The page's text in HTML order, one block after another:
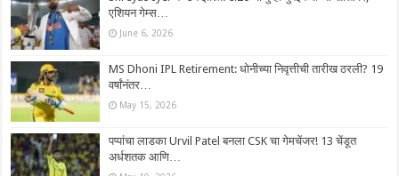
एशियन गेम्स…
June 6, 2026
MS Dhoni IPL Retirement: धोनीच्या निवृत्तीची तारीख ठरली? 19
वर्षांनंतर…
May 15, 2026
पप्पांचा लाडका Urvil Patel बनला CSK चा गेमचेंजर! 13 चेंडूत
अर्धशतक आणि…